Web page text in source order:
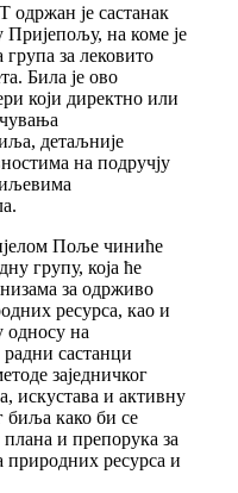
је састанак
на коме је
за лековито
Била је ово
који директно или
детаљније
на подручју
Поље чиниће
групу, која ће
за одрживо
ресурса, као и
односу на
састанци
заједничког
искустава и активну
биља како би се
и препорука за
природних ресурса и